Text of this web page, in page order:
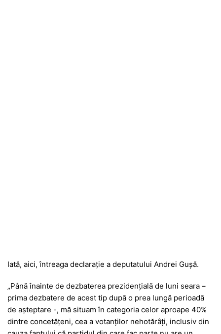
Iată, aici, întreaga declarație a deputatului Andrei Gușă.
„Până înainte de dezbaterea prezidențială de luni seara –
prima dezbatere de acest tip după o prea lungă perioadă
de așteptare -, mă situam în categoria celor aproape 40%
dintre concetățeni, cea a votanților nehotărâți, inclusiv din